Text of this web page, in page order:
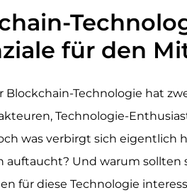
für den
Blockchain-Technologie hat
Technologie-
was verbirgt sich eigentlich
auftaucht? Und warum
für diese Technologie